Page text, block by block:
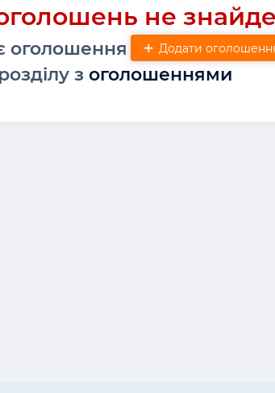
не
оголошення Додати
з оголошеннями